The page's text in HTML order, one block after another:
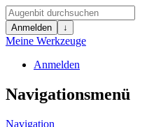
Anmelden ↓
Meine Werkzeuge
Anmelden
Navigationsmenü
Navigation